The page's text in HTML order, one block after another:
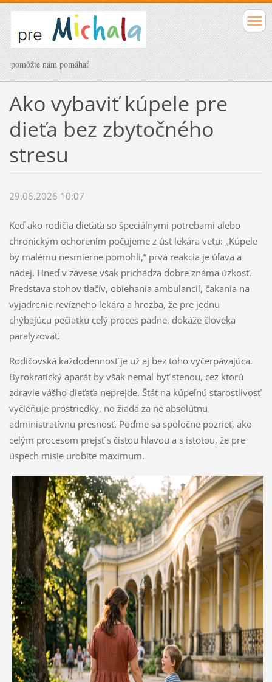
pomôžte nám pomáhať
Ako vybaviť kúpele pre
dieťa bez zbytočného
stresu
29.06.2026 10:07
Keď ako rodičia dieťaťa so špeciálnymi potrebami alebo
chronickým ochorením počujeme z úst lekára vetu: „Kúpele
by malému nesmierne pomohli,“ prvá reakcia je úľava a
nádej. Hneď v závese však prichádza dobre známa úzkosť.
Predstava stohov tlačív, obiehania ambulancií, čakania na
vyjadrenie revízneho lekára a hrozba, že pre jednu
chýbajúcu pečiatku celý proces padne, dokáže človeka
paralyzovať.
Rodičovská každodennosť je už aj bez toho vyčerpávajúca.
Byrokratický aparát by však nemal byť stenou, cez ktorú
zdravie vášho dieťaťa neprejde. Štát na kúpeľnú starostlivosť
vyčleňuje prostriedky, no žiada za ne absolútnu
administratívnu presnosť. Poďme sa spoločne pozrieť, ako
celým procesom prejsť s čistou hlavou a s istotou, že pre
úspech misie urobíte maximum.